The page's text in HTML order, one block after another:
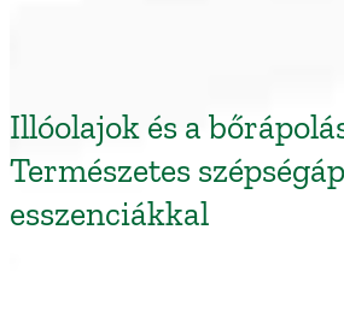
Illóolajok és a
Természetes
esszenciákkal